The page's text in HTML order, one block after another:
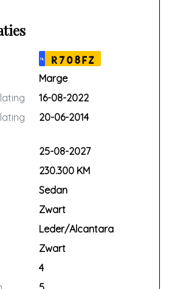
NL
R708FZ
Marge
16-08-2022
20-06-2014
25-08-2027
230.300 KM
Sedan
Zwart
Leder/Alcantara
Zwart
4